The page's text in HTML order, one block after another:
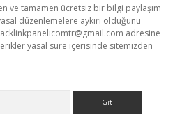
ve tamamen ücretsiz bir bilgi paylaşım
düzenlemelere aykırı olduğunu
adresine
yasal süre içerisinde sitemizden